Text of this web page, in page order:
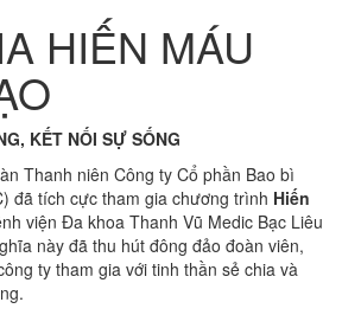
HIẾN MÁU
KẾT NỐI SỰ SỐNG
Thanh niên Công ty Cổ phần Bao bì
đã tích cực tham gia chương trình Hiến
viện Đa khoa Thanh Vũ Medic Bạc Liêu
này đã thu hút đông đảo đoàn viên,
ty tham gia với tinh thần sẻ chia và